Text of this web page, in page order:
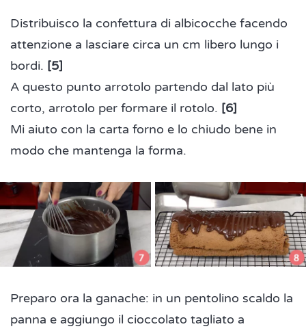
Distribuisco la confettura di albicocche facendo
attenzione a lasciare circa un cm libero lungo i
bordi. [5]
A questo punto arrotolo partendo dal lato più
corto, arrotolo per formare il rotolo. [6]
Mi aiuto con la carta forno e lo chiudo bene in
modo che mantenga la forma.
Preparo ora la ganache: in un pentolino scaldo la
panna e aggiungo il cioccolato tagliato a